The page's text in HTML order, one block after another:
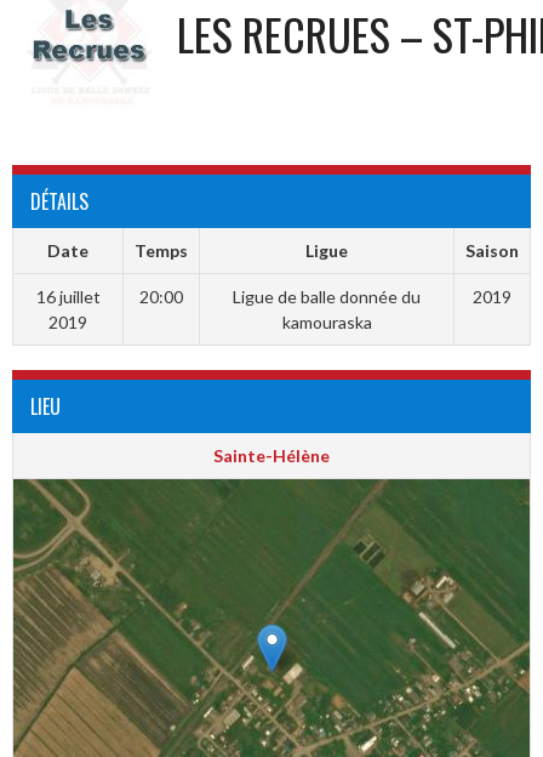
LES RECRUES – ST-
DÉTAILS
Date Temps Ligue Saison
16 juillet
2019
20:00
Ligue de balle donnée du
kamouraska
2019
LIEU
Sainte-Hélène